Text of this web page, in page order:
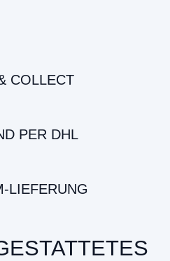
COLLECT
PER DHL
LIEFERUNG